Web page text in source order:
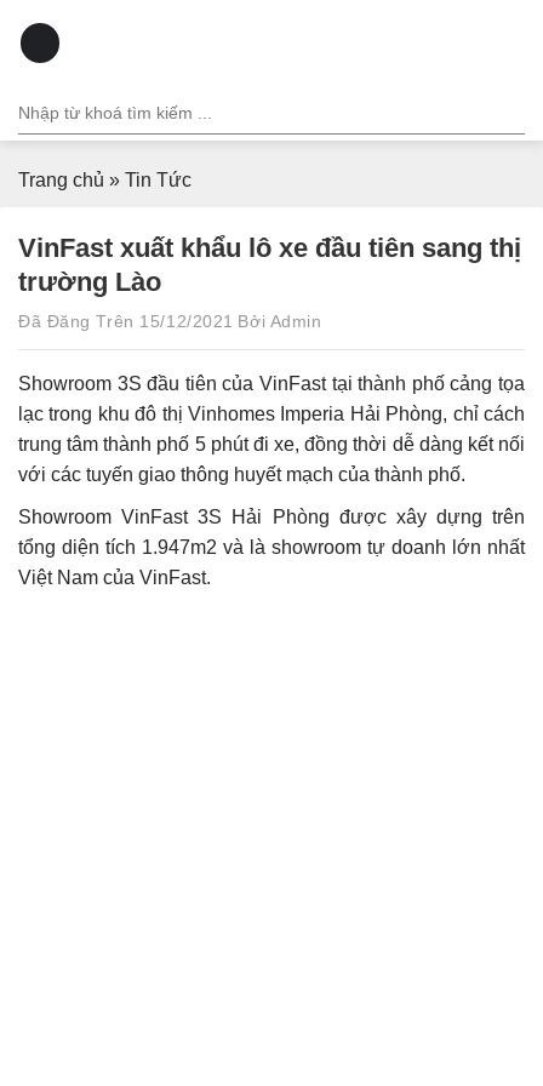
đến
dung
Trang chủ » Tin Tức
VinFast xuất khẩu lô xe đầu tiên sang thị
trường Lào
Đã Đăng Trên 15/12/2021 Bởi Admin
Showroom 3S đầu tiên của VinFast tại thành phố cảng tọa
lạc trong khu đô thị Vinhomes Imperia Hải Phòng, chỉ cách
trung tâm thành phố 5 phút đi xe, đồng thời dễ dàng kết nối
với các tuyến giao thông huyết mạch của thành phố.
Showroom VinFast 3S Hải Phòng được xây dựng trên
tổng diện tích 1.947m2 và là showroom tự doanh lớn nhất
Việt Nam của VinFast.